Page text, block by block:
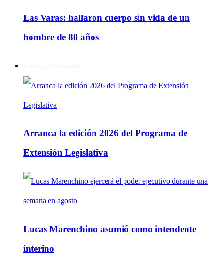
Las Varas: hallaron cuerpo sin vida de un
hombre de 80 años
Arranca la edición 2026 del Programa de
Extensión Legislativa
Lucas Marenchino asumió como intendente
interino